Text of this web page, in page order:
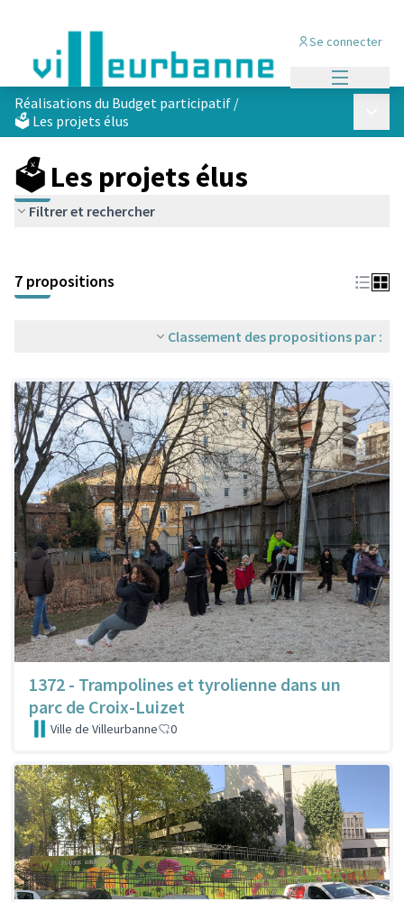
Se connecter
Réalisations du Budget participatif /
🗳️ Les projets élus
🗳️ Les projets élus
Filtrer et rechercher
+
−
7 propositions
Classement des propositions par :
1372 - Trampolines et tyrolienne dans un
parc de Croix-Luizet
Ville de Villeurbanne 0